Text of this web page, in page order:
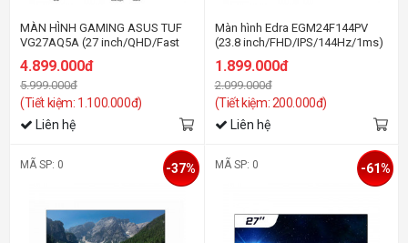
MÀN HÌNH GAMING ASUS TUF
VG27AQ5A (27 inch/QHD/Fast
IPS/210Hz/1ms/loa)
4.899.000đ
5.999.000đ
(Tiết kiệm: 1.100.000đ)
Liên hệ
Màn hình Edra EGM24F144PV
(23.8 inch/FHD/IPS/144Hz/1ms)
1.899.000đ
2.099.000đ
(Tiết kiệm: 200.000đ)
Liên hệ
MÃ SP: 0 -37% MÃ SP: 0 -61%